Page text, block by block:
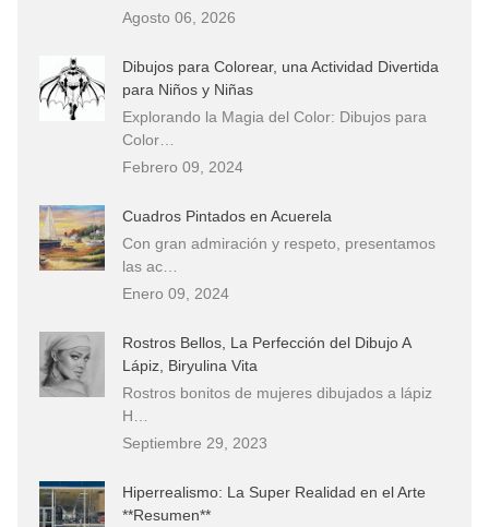
Agosto 06, 2026
Dibujos para Colorear, una Actividad Divertida
para Niños y Niñas
Explorando la Magia del Color: Dibujos para
Color…
Febrero 09, 2024
Cuadros Pintados en Acuerela
Con gran admiración y respeto, presentamos
las ac…
Enero 09, 2024
Rostros Bellos, La Perfección del Dibujo A
Lápiz, Biryulina Vita
Rostros bonitos de mujeres dibujados a lápiz
H…
Septiembre 29, 2023
Hiperrealismo: La Super Realidad en el Arte
**Resumen**